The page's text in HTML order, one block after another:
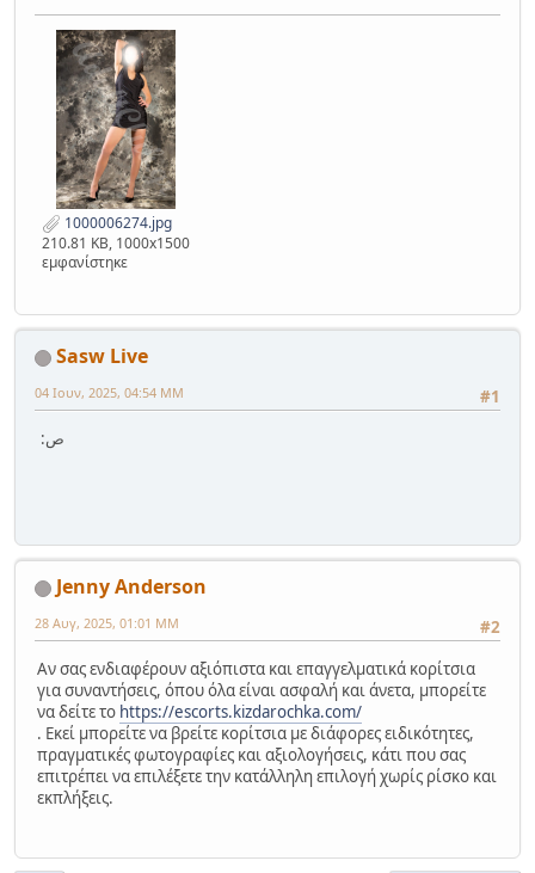
1000006274.jpg
210.81 KB, 1000x1500
εμφανίστηκε
Sasw Live
#1
04 Ιουν, 2025, 04:54 ΜΜ
:ص
Jenny Anderson
#2
28 Αυγ, 2025, 01:01 ΜΜ
Αν σας ενδιαφέρουν αξιόπιστα και επαγγελματικά κορίτσια
για συναντήσεις, όπου όλα είναι ασφαλή και άνετα, μπορείτε
να δείτε το https://escorts.kizdarochka.com/
. Εκεί μπορείτε να βρείτε κορίτσια με διάφορες ειδικότητες,
πραγματικές φωτογραφίες και αξιολογήσεις, κάτι που σας
επιτρέπει να επιλέξετε την κατάλληλη επιλογή χωρίς ρίσκο και
εκπλήξεις.